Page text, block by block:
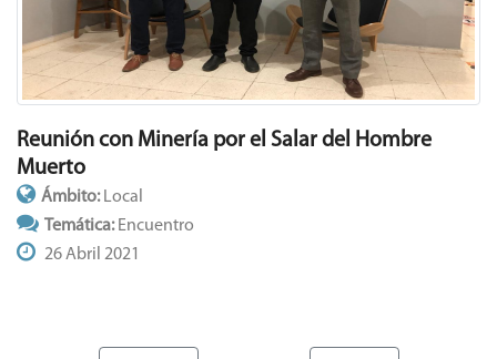
Reunión con Minería por el Salar del Hombre
Muerto
Ámbito:Local
Temática:Encuentro
26 Abril 2021